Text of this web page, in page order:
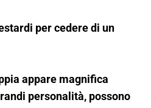
per cedere di un
appare magnifica
personalità, possono